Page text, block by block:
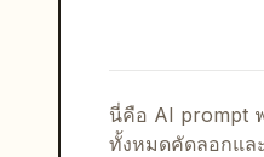
โพสต์
สภาพแวดล้อม
in bold black
นี่คือ AI prompt
ทั้งหมดคัดลอกแล